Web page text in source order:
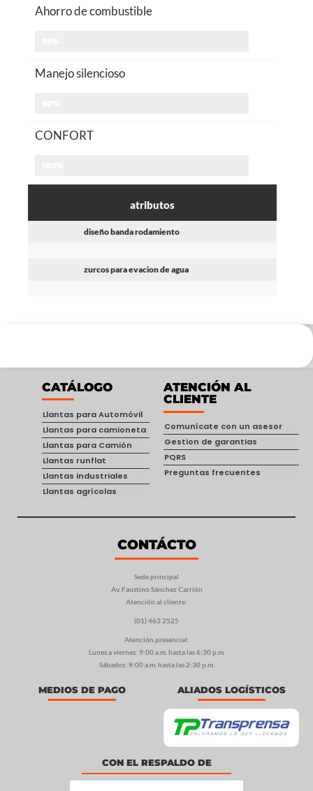
Ahorro de combustible
Manejo silencioso
CONFORT
atributos
diseño banda rodamiento
zurcos para evacion de agua
CATÁLOGO
Llantas para Automóvil
Llantas para camioneta
Llantas para Camión
Llantas runflat
Llantas industriales
Llantas agrícolas
ATENCIÓN AL
CLIENTE
Comunícate con un asesor
Gestion de garantias
PQRS
Preguntas frecuentes
CONTÁCTO
Sede principal
Av. Faustino Sánchez Carrión
Atención al cliente:
(01) 463 2525
Atención presencial:
Lunes a viernes: 9:00 a.m. hasta las 6:30 p.m.
Sábados: 9:00 a.m. hasta las 2:30 p.m.
MEDIOS DE PAGO ALIADOS LOGÍSTICOS
CON EL RESPALDO DE